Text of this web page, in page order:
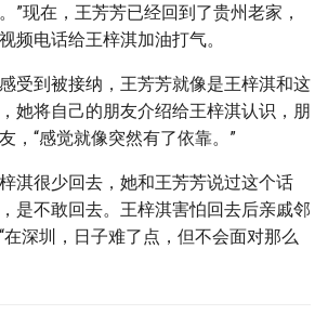
”现在，王芳芳已经回到了贵州老家，
频电话给王梓淇加油打气。
受到被接纳，王芳芳就像是王梓淇和这
她将自己的朋友介绍给王梓淇认识，朋
，“感觉就像突然有了依靠。”
淇很少回去，她和王芳芳说过这个话
是不敢回去。王梓淇害怕回去后亲戚邻
在深圳，日子难了点，但不会面对那么